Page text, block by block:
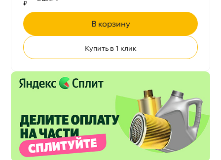
₽
корзину
Купить в 1 клик